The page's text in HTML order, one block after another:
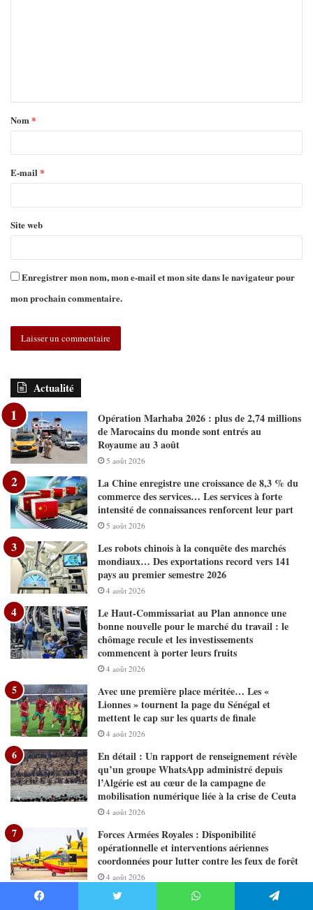
Nom*
E-mail *
Site web
Enregistrer mon nom, mon e-mail et mon site dans le navigateur pour
mon prochain commentaire.
Actualité
Opération Marhaba 2026 : plus de 2,74 millions
de Marocains du monde sont entrés au
Royaume au 3 août
5 août 2026
La Chine enregistre une croissance de 8,3 % du
commerce des services… Les services à forte
intensité de connaissances renforcent leur part
5 août 2026
Les robots chinois à la conquête des marchés
mondiaux… Des exportations record vers 141
pays au premier semestre 2026
4 août 2026
Le Haut-Commissariat au Plan annonce une
bonne nouvelle pour le marché du travail : le
chômage recule et les investissements
commencent à porter leurs fruits
4 août 2026
Avec une première place méritée… Les «
Lionnes » tournent la page du Sénégal et
mettent le cap sur les quarts de finale
4 août 2026
En détail : Un rapport de renseignement révèle
qu’un groupe WhatsApp administré depuis
l’Algérie est au cœur de la campagne de
mobilisation numérique liée à la crise de Ceuta
4 août 2026
Forces Armées Royales : Disponibilité
opérationnelle et interventions aériennes
coordonnées pour lutter contre les feux de forêt
4 août 2026
Le modèle de gestion actuel de la question